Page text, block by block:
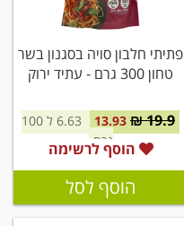
פתיתי חלבון סויה בסגנון בשר
טחון 300 גרם - עתיד ירוק
19.9 ₪
13.93
6.63 ל 100
גרם
הוסף לרשימה
הוסף לסל